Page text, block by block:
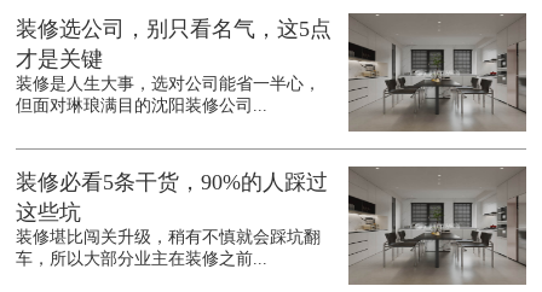
装修选公司，别只看名气，这5点
才是关键
装修是人生大事，选对公司能省一半心，
但面对琳琅满目的沈阳装修公司...
装修必看5条干货，90%的人踩过
这些坑
装修堪比闯关升级，稍有不慎就会踩坑翻
车，所以大部分业主在装修之前...